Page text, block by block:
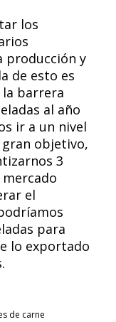
los
producción y
de esto es
barrera
al año
ir a un nivel
objetivo,
3
el
para
lo exportado
de carne